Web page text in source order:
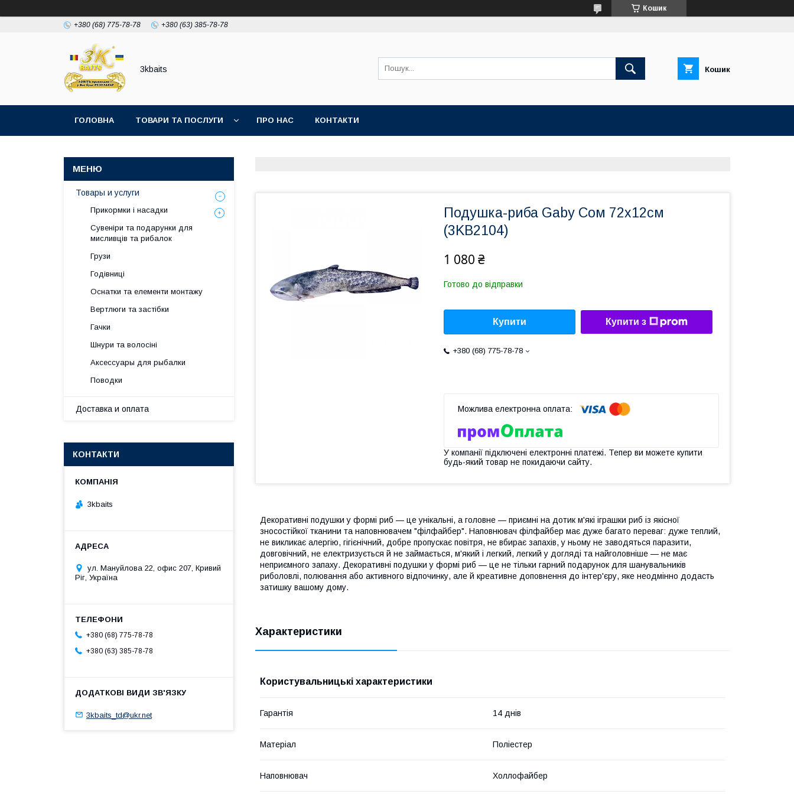
Кошик
+380 (68) 775-78-78 +380 (63) 385-78-78
3kbaits Кошик
ГОЛОВНА ТОВАРИ ТА ПОСЛУГИ ПРО НАС КОНТАКТИ
Подушка-риба Gaby Сом 72х12см
(3KB2104)
1 080 ₴
Готово до відправки
Купити Купити з
+380 (68) 775-78-78
У компанії підключені електронні платежі. Тепер ви можете купити
будь-який товар не покидаючи сайту.
Декоративні подушки у формі риб — це унікальні, а головне — приємні на дотик м'які іграшки риб із якісної
зносостійкої тканини та наповнювачем "філфайбер". Наповнювач філфайбер має дуже багато переваг: дуже теплий,
не викликає алергію, гігієнічний, добре пропускає повітря, не вбирає запахів, у ньому не заводяться паразити,
довговічний, не електризується й не займається, м'який і легкий, легкий у догляді та найголовніше — не має
неприємного запаху. Декоративні подушки у формі риб — це не тільки гарний подарунок для шанувальників
риболовлі, полювання або активного відпочинку, але й креативне доповнення до інтер'єру, яке неодмінно додасть
затишку вашому дому.
Характеристики
Користувальницькі характеристики
Гарантія 14 днів
Матеріал Поліестер
Наповнювач Холлофайбер
Товары и услуги
Прикормки і насадки
Сувеніри та подарунки для
мисливців та рибалок
Грузи
Годівниці
Оснатки та елементи монтажу
Вертлюги та застібки
Гачки
Шнури та волосіні
Аксессуары для рыбалки
Поводки
Доставка и оплата
КОНТАКТИ
3kbaits
ул. Мануйлова 22, офис 207, Кривий
Ріг, Україна
+380 (68) 775-78-78
+380 (63) 385-78-78
3kbaits_td@ukr.net